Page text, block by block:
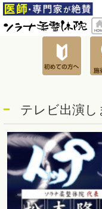
テレビ出演し